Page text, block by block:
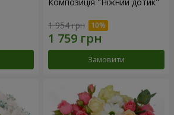
Композиція "Ніжний дотик"
1 954 грн
Замовити